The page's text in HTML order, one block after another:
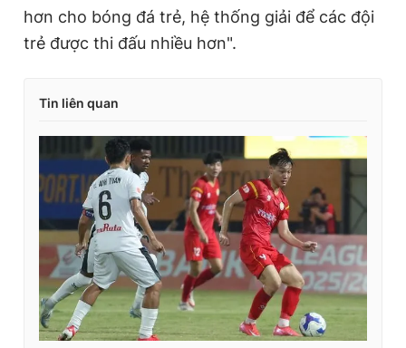
hơn cho bóng đá trẻ, hệ thống giải để các đội
trẻ được thi đấu nhiều hơn".
Tin liên quan